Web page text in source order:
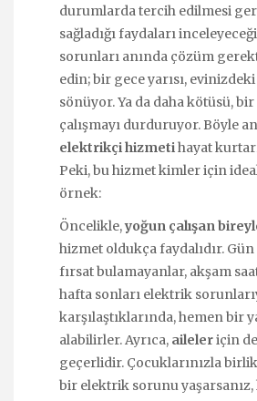
durumlarda tercih edilmesi
sağladığı faydaları
sorunları anında çözüm
edin; bir gece yarısı,
sönüyor. Ya da daha kötüsü, bir
çalışmayı durduruyor. Böyle
elektrikçi hizmetihayat
Peki, bu hizmet kimler için
örnek:
Öncelikle,yoğun çalışan
hizmet oldukça faydalıdır.
fırsat bulamayanlar, akşam
hafta sonları elektrik
karşılaştıklarında, hemen bir
alabilirler. Ayrıca, aileleriçin
geçerlidir. Çocuklarınızla
bir elektrik sorunu